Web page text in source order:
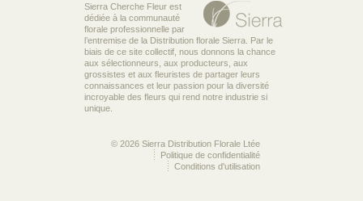
Sierra Cherche Fleur est
dédiée à la communauté
florale professionnelle par
l’entremise de la Distribution florale Sierra. Par le
biais de ce site collectif, nous donnons la chance
aux sélectionneurs, aux producteurs, aux
grossistes et aux fleuristes de partager leurs
connaissances et leur passion pour la diversité
incroyable des fleurs qui rend notre industrie si
unique.
© 2026 Sierra Distribution Florale Ltée
Politique de confidentialité
Conditions d'utilisation